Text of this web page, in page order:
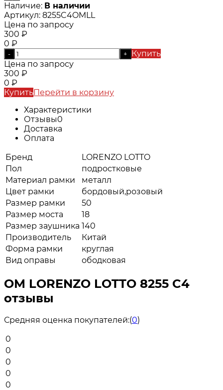
Наличие: В наличии
Артикул: 8255C4OMLL
Цена по запросу
300 ₽
0 ₽
- +
Купить
Цена по запросу
300 ₽
0 ₽
КупитьПерейти в корзину
Характеристики
Отзывы0
Доставка
Оплата
Бренд
LORENZO LOTTO
Пол
подростковые
Материал рамки
металл
Цвет рамки
бордовый,розовый
Размер рамки
50
Размер моста
18
Размер заушника 140
Производитель
Китай
Форма рамки
круглая
Вид оправы
ободковая
ОМ LORENZO LOTTO 8255 C4
отзывы
Средняя оценка покупателей:(0)
0
0
0
0
0